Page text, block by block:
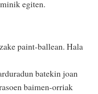
egiten.
paint-ballean. Hala
batekin joan
baimen-orriak